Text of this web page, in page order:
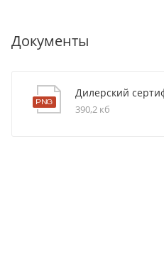
Документы
Дилерский
390,2 кб